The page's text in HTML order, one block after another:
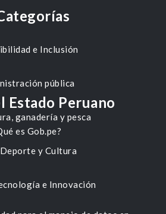
e Inclusión
pública
ganadería y pesca
y Cultura
e Innovación
Estado Peruano
es Gob.pe?